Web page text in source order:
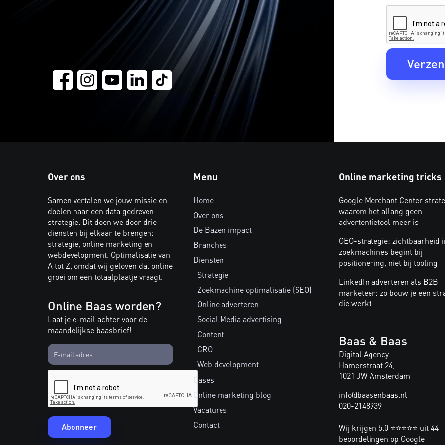
Over ons
Samen vertalen we jouw missie en
doelen naar een data gedreven
strategie. Dit doen we door drie
diensten bij elkaar te brengen:
strategie, online marketing en
webdevelopment. Optimalisatie van
A tot Z, omdat wij geloven dat online
groei om een totaalplaatje vraagt.
Online Baas worden?
Laat je e-mail achter voor de
maandelijkse baasbrief!
Menu
Home
Over ons
De Bazen impact
Branches
Diensten
Strategie
Zoekmachine optimalisatie (SEO)
Online adverteren
Social Media advertising
Content
CRO
Web development
Cases
Online marketing blog
Vacatures
Contact
Online marketing tricks
Google Merchant Center
waarom het allang geen
advertentietool meer is
GEO-strategie: zichtbaarheid
zoekmachines begint bij
positionering, niet bij tooling
LinkedIn adverteren als B2B
marketeer: zo bouw je een
die werkt
Baas & Baas
Digital Agency
Hamerstraat 24,
1021 JW Amsterdam
info@baasenbaas.nl
020-2148939
Wij krijgen 5.0 ⭐⭐⭐⭐⭐ uit 44
beoordelingen op Google